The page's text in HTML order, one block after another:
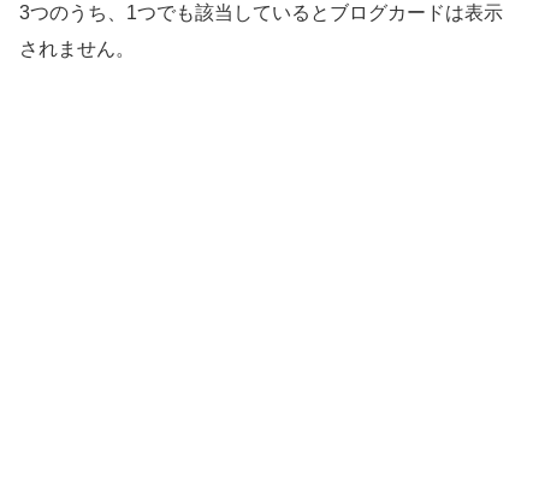
3つのうち、1つでも該当しているとブログカードは表示
されません。